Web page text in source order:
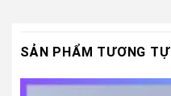
SẢN PHẨM TƯƠNG TỰ